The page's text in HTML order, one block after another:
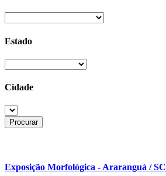
Estado
Cidade
Exposição Morfológica - Araranguá / SC